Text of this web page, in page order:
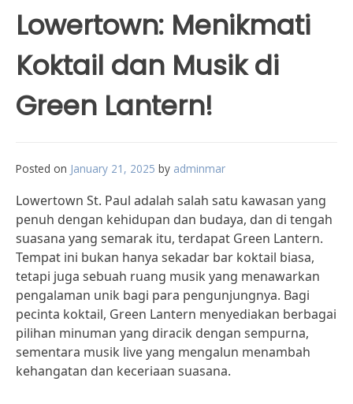
Lowertown: Menikmati
Koktail dan Musik di
Green Lantern!
Posted on January 21, 2025 by adminmar
Lowertown St. Paul adalah salah satu kawasan yang
penuh dengan kehidupan dan budaya, dan di tengah
suasana yang semarak itu, terdapat Green Lantern.
Tempat ini bukan hanya sekadar bar koktail biasa,
tetapi juga sebuah ruang musik yang menawarkan
pengalaman unik bagi para pengunjungnya. Bagi
pecinta koktail, Green Lantern menyediakan berbagai
pilihan minuman yang diracik dengan sempurna,
sementara musik live yang mengalun menambah
kehangatan dan keceriaan suasana.